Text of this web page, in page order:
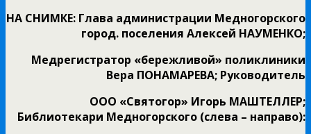
НА СНИМКЕ: Глава администрации Медногорского
город. поселения Алексей НАУМЕНКО;
Медрегистратор «бережливой» поликлиники
Вера ПОНАМАРЕВА; Руководитель
ООО «Святогор» Игорь МАШТЕЛЛЕР;
Библиотекари Медногорского (слева – направо):